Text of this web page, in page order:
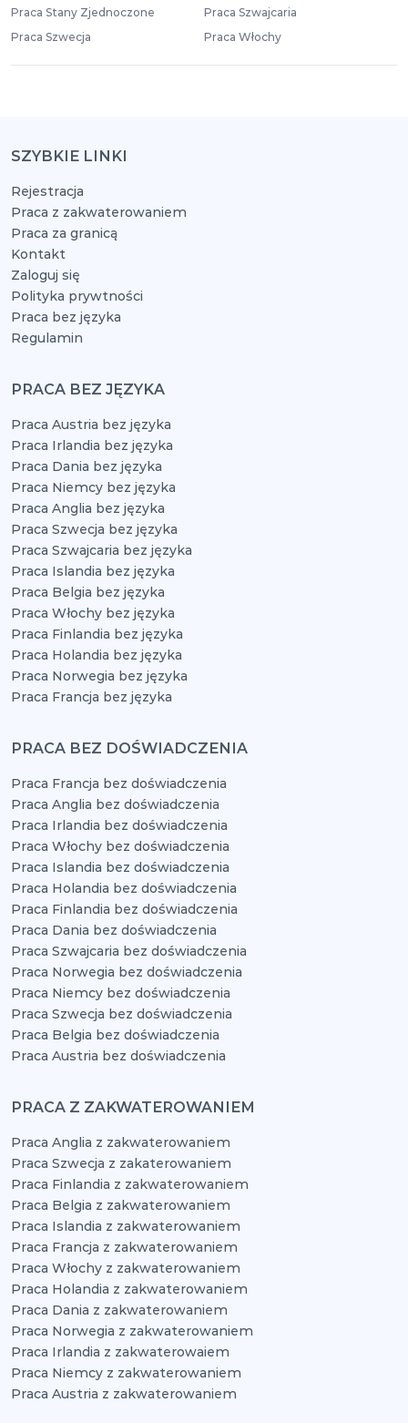
Praca Stany Zjednoczone
Praca Szwajcaria
Praca Szwecja
Praca Włochy
SZYBKIE LINKI
Rejestracja
Praca z zakwaterowaniem
Praca za granicą
Kontakt
Zaloguj się
Polityka prywtności
Praca bez języka
Regulamin
PRACA BEZ JĘZYKA
Praca Austria bez języka
Praca Irlandia bez języka
Praca Dania bez języka
Praca Niemcy bez języka
Praca Anglia bez języka
Praca Szwecja bez języka
Praca Szwajcaria bez języka
Praca Islandia bez języka
Praca Belgia bez języka
Praca Włochy bez języka
Praca Finlandia bez języka
Praca Holandia bez języka
Praca Norwegia bez języka
Praca Francja bez języka
PRACA BEZ DOŚWIADCZENIA
Praca Francja bez doświadczenia
Praca Anglia bez doświadczenia
Praca Irlandia bez doświadczenia
Praca Włochy bez doświadczenia
Praca Islandia bez doświadczenia
Praca Holandia bez doświadczenia
Praca Finlandia bez doświadczenia
Praca Dania bez doświadczenia
Praca Szwajcaria bez doświadczenia
Praca Norwegia bez doświadczenia
Praca Niemcy bez doświadczenia
Praca Szwecja bez doświadczenia
Praca Belgia bez doświadczenia
Praca Austria bez doświadczenia
PRACA Z ZAKWATEROWANIEM
Praca Anglia z zakwaterowaniem
Praca Szwecja z zakaterowaniem
Praca Finlandia z zakwaterowaniem
Praca Belgia z zakwaterowaniem
Praca Islandia z zakwaterowaniem
Praca Francja z zakwaterowaniem
Praca Włochy z zakwaterowaniem
Praca Holandia z zakwaterowaniem
Praca Dania z zakwaterowaniem
Praca Norwegia z zakwaterowaniem
Praca Irlandia z zakwaterowaiem
Praca Niemcy z zakwaterowaniem
Praca Austria z zakwaterowaniem